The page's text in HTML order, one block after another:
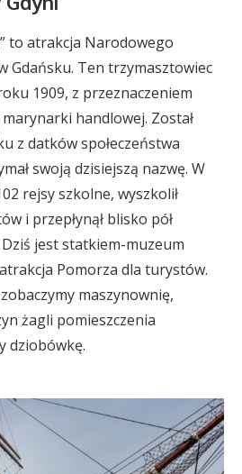
to atrakcja Narodowego
Gdańsku. Ten trzymasztowiec
1909, z przeznaczeniem
handlowej. Został
z datków społeczeństwa
swoją dzisiejszą nazwę. W
rejsy szkolne, wyszkolił
i przepłynął blisko pół
jest statkiem-muzeum
Pomorza dla turystów.
maszynownię,
żagli pomieszczenia
dziobówkę.